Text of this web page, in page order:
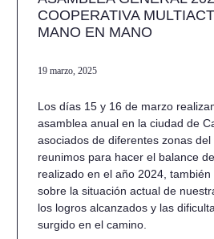
COOPERATIVA
MANO EN MANO
19 marzo, 2025
Los días 15 y 16 de marzo
asamblea anual en la ciudad de
asociados de diferentes zonas
reunimos para hacer el balance
realizado en el año 2024,
sobre la situación actual de
los logros alcanzados y las
surgido en el camino.